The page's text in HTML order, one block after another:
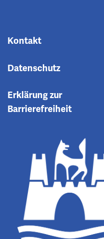
Kontakt
Datenschutz
Erklärung zur
Barrierefreiheit